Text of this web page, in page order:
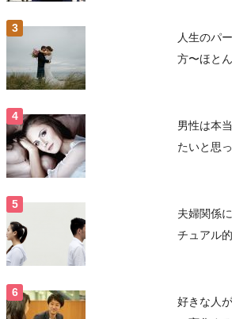
人生のパ
方〜ほとん
男性は本
たいと思っ
夫婦関係
チュアル的
好きな人